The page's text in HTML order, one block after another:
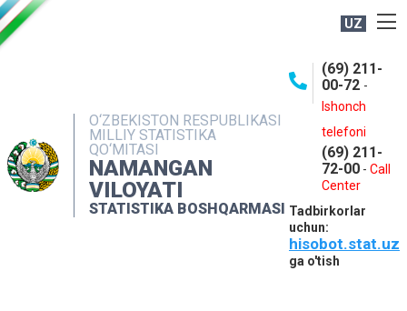
UZ
O‘ZBEKISTON RESPUBLIKASI
MILLIY STATISTIKA
QO‘MITASI
NAMANGAN
VILOYATI
STATISTIKA BOSHQARMASI
(69) 211-
00-72 -
Ishonch
telefoni
(69) 211-
72-00 - Call
Center
Tadbirkorlar
uchun:
hisobot.stat.uz
ga o'tish
NASHRLAR
INTERAKTIV XIZMATLAR
MATBUOT XIZMATI
MUROJAATLAR